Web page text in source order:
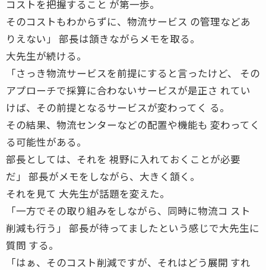
コストを把握すること が第一歩。
そのコストもわからずに、物流サービス の管理などあ
りえない」 部長は頷きながらメモを取る。
大先生が続ける。
「さっき物流サービスを前提にすると言ったけど、 その
アプローチで採算に合わないサービスが是正さ れてい
けば、その前提となるサービスが変わってく る。
その結果、物流センターなどの配置や機能も 変わってく
る可能性がある。
部長としては、それを 視野に入れておくことが必要
だ」 部長がメモをしながら、大きく頷く。
それを見て 大先生が話題を変えた。
「一方でその取り組みをしながら、同時に物流コ スト
削減も行う」 部長が待ってましたという感じで大先生に
質問 する。
「はぁ、そのコスト削減ですが、それはどう展開 すれ